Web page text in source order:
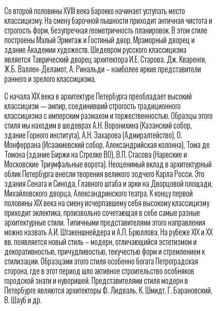
Со второй половины XVIII века барокко начинает уступать место
классицизму. На смену барочной пышности приходит античная чистота и
строгость форм, безупречная геометричность планировок. В этом стиле
построены Малый Эрмитаж и Гостиный двор, Мраморный дворец и
здание Академии художеств. Шедевром русского классицизма
является Таврический дворец архитектора И.Е. Старова. Дж. Кваренги,
Ж.Б. Валлен-Деламот, А. Ринальди – наиболее яркие представители
раннего и зрелого классицизма.
С начала XIX века в архитектуре Петербурга преобладает высокий
классицизм — ампир, соединивший строгость традиционного
классицизма с имперским размахом и торжественностью. Образцы этого
стиля мы находим в шедеврах А.Н. Воронихина (Казанский собор,
здание Горного института), А.Н. Захарова (Адмиралтейство), О.
Монферрана (Исаакиевский собор, Александрийская колонна), Тома де
Томона (здание Биржи на Стрелке ВО), В.П. Стасова (Нарвские и
Московские Триумфальные ворота). Неоценимый вклад в архитектурный
облик Петербурга внесли творения великого зодчего Карла Росси. Это
здания Сената и Синода, Главного штаба и арки на Дворцовой площади,
Михайловского дворца, Александринского театра. К концу первой
половины XIX века на смену исчерпавшему себя высокому классицизму
приходит эклектика, произвольно сочетающая в себе самые разные
архитектурные стили. Типичными представителями этого направления
можно назвать А.И. Штакеншнейдера и А.П. Брюллова. На рубеже XIX и XX
вв. появляется новый стиль – модерн, отличающийся эстетизмом и
декоративностью, причудливостью, текучестью форм и стремлением к
стилизации. Образцами этого стиля особенно богата Петроградская
сторона, где в этот период шло активное строительство особняков
городской знати и нуворишей. Представителями стиля модерн в
Петербурге являются архитекторы Ф. Лидваль, К. Шмидт, Г. Барановский,
В. Шауб и др.